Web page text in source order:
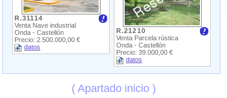
R.31114
Venta Nave industrial
Onda - Castellón
Precio: 2.500.000,00 €
datos
R.21210
Venta Parcela rústica
Onda - Castellón
Precio: 39.000,00 €
datos
( Apartado inicio )